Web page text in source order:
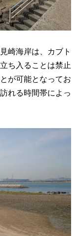
崎海岸は、カブト
ち入ることは禁止
が可能となってお
れる時間帯によっ